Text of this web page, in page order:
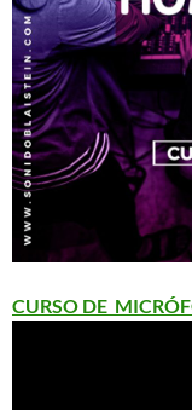
CURSO DE